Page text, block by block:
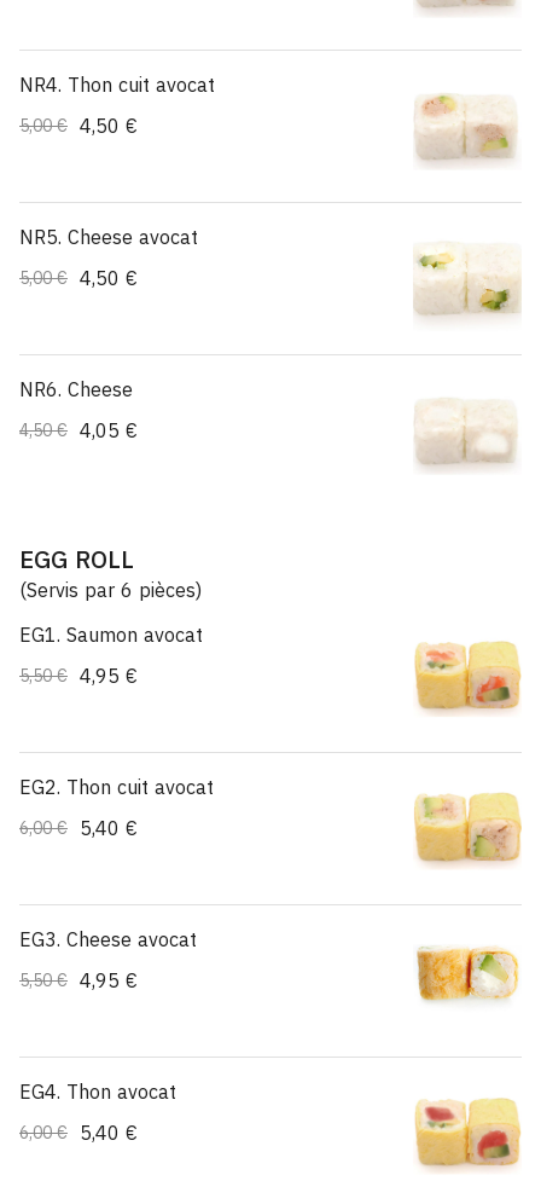
NR4. Thon cuit avocat
5,00 € 4,50 €
NR5. Cheese avocat
5,00 € 4,50 €
NR6. Cheese
4,50 € 4,05 €
EGG ROLL
(Servis par 6 pièces)
EG1. Saumon avocat
5,50 € 4,95 €
EG2. Thon cuit avocat
6,00 € 5,40 €
EG3. Cheese avocat
5,50 € 4,95 €
EG4. Thon avocat
6,00 € 5,40 €